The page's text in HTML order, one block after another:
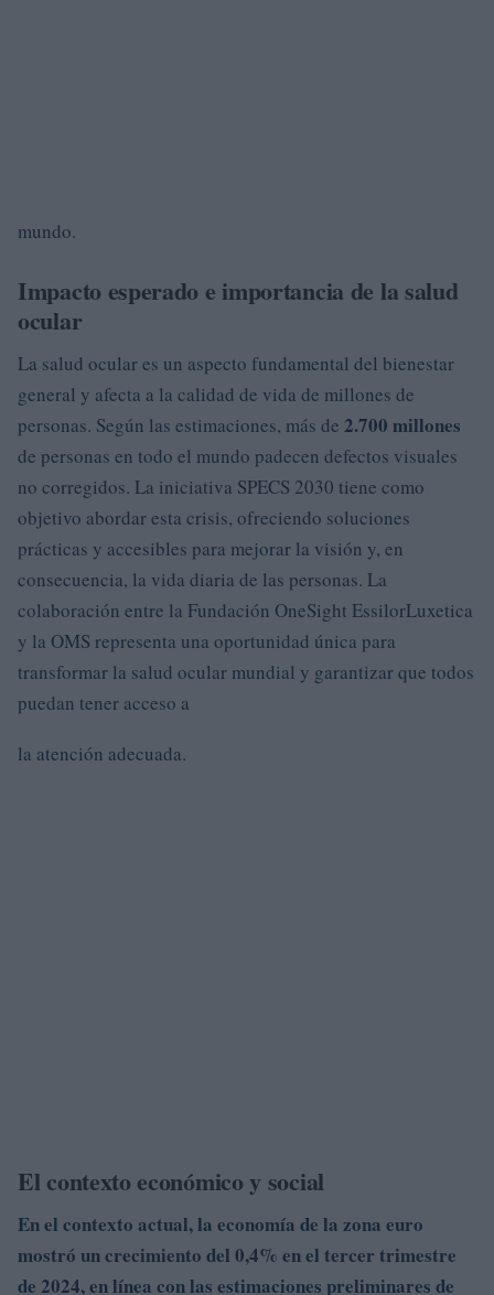
mundo.
Impacto esperado e importancia de la salud
ocular
La salud ocular es un aspecto fundamental del bienestar
general y afecta a la calidad de vida de millones de
personas. Según las estimaciones, más de 2.700 millones
de personas en todo el mundo padecen defectos visuales
no corregidos. La iniciativa SPECS 2030 tiene como
objetivo abordar esta crisis, ofreciendo soluciones
prácticas y accesibles para mejorar la visión y, en
consecuencia, la vida diaria de las personas. La
colaboración entre la Fundación OneSight EssilorLuxetica
y la OMS representa una oportunidad única para
transformar la salud ocular mundial y garantizar que todos
puedan tener acceso a
la atención adecuada.
El contexto económico y social
En el contexto actual, la economía de la zona euro
mostró un crecimiento del 0,4% en el tercer trimestre
de 2024, en línea con las estimaciones preliminares de